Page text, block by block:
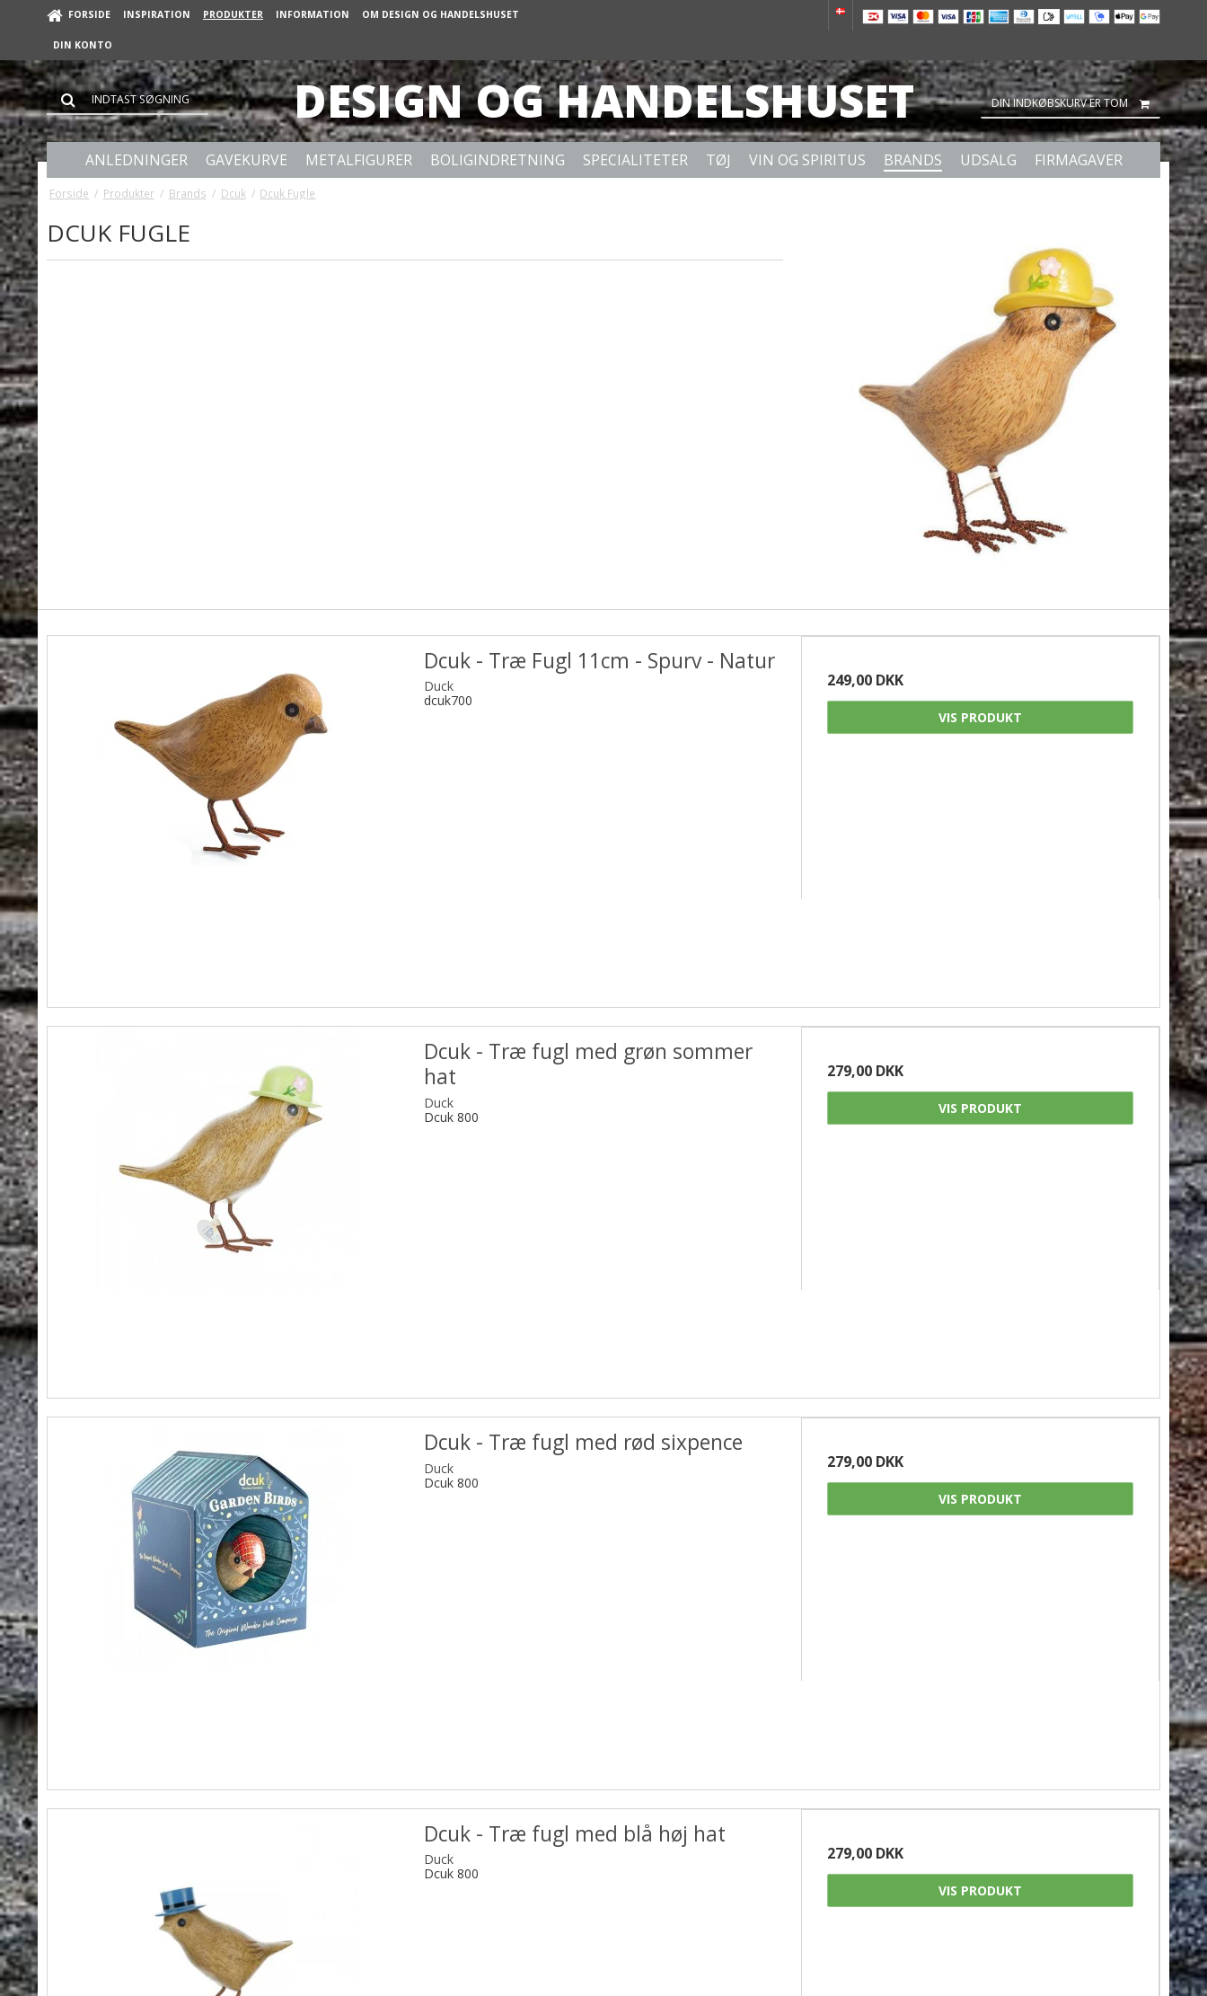
FORSIDE INSPIRATION PRODUKTER INFORMATION OM DESIGN OG HANDELSHUSET
DIN KONTO
DESIGN OG HANDELSHUSET DIN INDKØBSKURV ER TOM
ANLEDNINGER GAVEKURVE METALFIGURER BOLIGINDRETNING SPECIALITETER TØJ VIN OG SPIRITUS BRANDS UDSALG FIRMAGAVER
Forside / Produkter / Brands / Dcuk / Dcuk Fugle
DCUK FUGLE
Dcuk - Træ Fugl 11cm - Spurv - Natur
Duck
dcuk700
249,00 DKK
VIS PRODUKT
Dcuk - Træ fugl med grøn sommer
hat
Duck
Dcuk 800
279,00 DKK
VIS PRODUKT
Dcuk - Træ fugl med rød sixpence
Duck
Dcuk 800
279,00 DKK
VIS PRODUKT
Dcuk - Træ fugl med blå høj hat
Duck
Dcuk 800
279,00 DKK
VIS PRODUKT